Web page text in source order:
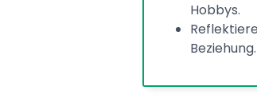
Hobbys.
Beziehung.